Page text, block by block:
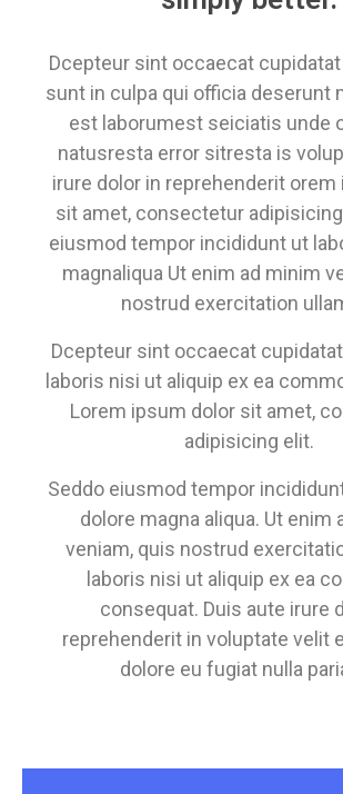
Dcepteur sint occaecat
sunt in culpa qui officia deserunt
est laborumest seiciatis unde
natusresta error sitresta is
irure dolor in reprehenderit
sit amet, consectetur
eiusmod tempor incididunt ut
magnaliqua Ut enim ad minim
nostrud exercitation
Dcepteur sint occaecat
laboris nisi ut aliquip ex ea
Lorem ipsum dolor sit amet,
adipisicing elit.
Seddo eiusmod tempor
dolore magna aliqua. Ut enim
veniam, quis nostrud
laboris nisi ut aliquip ex ea
consequat. Duis aute irure
reprehenderit in voluptate velit
dolore eu fugiat nulla